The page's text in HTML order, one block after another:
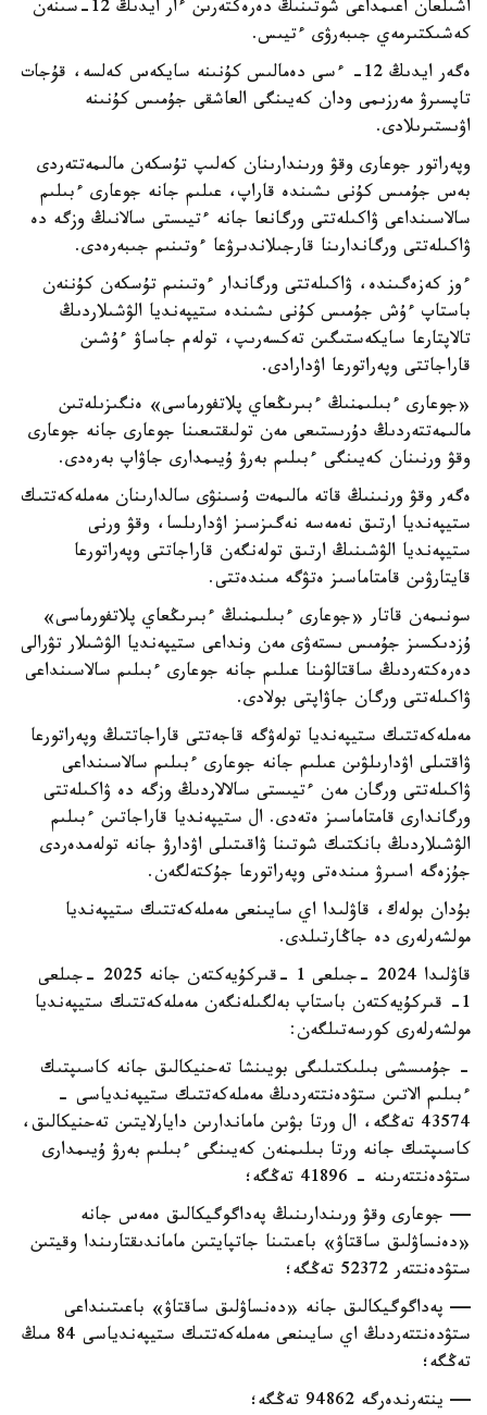
اشىلعان اعىمداعى شوتىنىڭ دەرەكتەرىن ءار ايدىڭ 12-سىنەن
كەشىكتىرمەي جىبەرۋى ءتيىس.
ەگەر ايدىڭ 12- ءسى دەمالىس كۇنىنە سايكەس كەلسە، قۇجات
تاپسىرۋ مەرزىمى ودان كەيىنگى العاشقى جۇمىس كۇنىنە
اۋىستىرىلادى.
وپەراتور جوعارى وقۋ ورىندارىنان كەلىپ تۇسكەن مالىمەتتەردى
بەس جۇمىس كۇنى ىشىندە قاراپ، عىلىم جانە جوعارى ءبىلىم
سالاسىنداعى ۋاكىلەتتى ورگانعا جانە ءتيىستى سالانىڭ وزگە دە
ۋاكىلەتتى ورگاندارىنا قارجىلاندىرۋعا ءوتىنىم جىبەرەدى.
ءوز كەزەگىندە، ۋاكىلەتتى ورگاندار ءوتىنىم تۇسكەن كۇننەن
باستاپ ءۇش جۇمىس كۇنى ىشىندە ستيپەنديا الۋشىلاردىڭ
تالاپتارعا سايكەستىگىن تەكسەرىپ، تولەم جاساۋ ءۇشىن
قاراجاتتى وپەراتورعا اۋدارادى.
«جوعارى ءبىلىمنىڭ ءبىرىڭعاي پلاتفورماسى» ەنگىزىلەتىن
مالىمەتتەردىڭ دۇرىستىعى مەن تولىقتىعىنا جوعارى جانە جوعارى
وقۋ ورنىنان كەيىنگى ءبىلىم بەرۋ ۇيىمدارى جاۋاپ بەرەدى.
ەگەر وقۋ ورنىنىڭ قاتە مالىمەت ۇسىنۋى سالدارىنان مەملەكەتتىك
ستيپەنديا ارتىق نەمەسە نەگىزسىز اۋدارىلسا، وقۋ ورنى
ستيپەنديا الۋشىنىڭ ارتىق تولەنگەن قاراجاتتى وپەراتورعا
قايتارۋىن قامتاماسىز ەتۋگە مىندەتتى.
سونىمەن قاتار «جوعارى ءبىلىمنىڭ ءبىرىڭعاي پلاتفورماسى»
ۇزدىكسىز جۇمىس ىستەۋى مەن ونداعى ستيپەنديا الۋشىلار تۋرالى
دەرەكتەردىڭ ساقتالۋىنا عىلىم جانە جوعارى ءبىلىم سالاسىنداعى
ۋاكىلەتتى ورگان جاۋاپتى بولادى.
مەملەكەتتىك ستيپەنديا تولەۋگە قاجەتتى قاراجاتتىڭ وپەراتورعا
ۋاقتىلى اۋدارىلۋىن عىلىم جانە جوعارى ءبىلىم سالاسىنداعى
ۋاكىلەتتى ورگان مەن ءتيىستى سالالاردىڭ وزگە دە ۋاكىلەتتى
ورگاندارى قامتاماسىز ەتەدى. ال ستيپەنديا قاراجاتىن ءبىلىم
الۋشىلاردىڭ بانكتىك شوتىنا ۋاقىتىلى اۋدارۋ جانە تولەمدەردى
جۇزەگە اسىرۋ مىندەتى وپەراتورعا جۇكتەلگەن.
بۇدان بولەك، قاۋلىدا اي سايىنعى مەملەكەتتىك ستيپەنديا
مولشەرلەرى دە جاڭارتىلدى.
قاۋلىدا 2024 -جىلعى 1 -قىركۇيەكتەن جانە 2025 -جىلعى
1- قىركۇيەكتەن باستاپ بەلگىلەنگەن مەملەكەتتىك ستيپەنديا
مولشەرلەرى كورسەتىلگەن:
- جۇمىسشى بىلىكتىلىگى بويىنشا تەحنيكالىق جانە كاسىپتىك
ءبىلىم الاتىن ستۋدەنتتەردىڭ مەملەكەتتىك ستيپەندياسى -
43574 تەڭگە، ال ورتا بۋىن ماماندارىن دايارلايتىن تەحنيكالىق،
كاسىپتىك جانە ورتا بىلىمنەن كەيىنگى ءبىلىم بەرۋ ۇيىمدارى
ستۋدەنتتەرىنە - 41896 تەڭگە؛
— جوعارى وقۋ ورىندارىنىڭ پەداگوگيكالىق ەمەس جانە
«دەنساۋلىق ساقتاۋ» باعىتىنا جاتپايتىن ماماندىقتارىندا وقيتىن
ستۋدەنتتەر 52372 تەڭگە؛
— پەداگوگيكالىق جانە «دەنساۋلىق ساقتاۋ» باعىتىنداعى
ستۋدەنتتەردىڭ اي سايىنعى مەملەكەتتىك ستيپەندياسى 84 مىڭ
تەڭگە؛
— ينتەرندەرگە 94862 تەڭگە؛